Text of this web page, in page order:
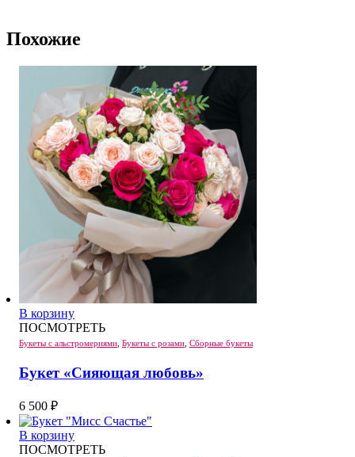
Похожие
В корзину
ПОСМОТРЕТЬ
Букеты с альстромериями Букеты с розами Сборные букеты
Букет «Сияющая любовь»
6 500 ₽
В корзину
ПОСМОТРЕТЬ